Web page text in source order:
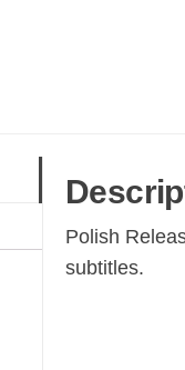
Polish
subtitles.